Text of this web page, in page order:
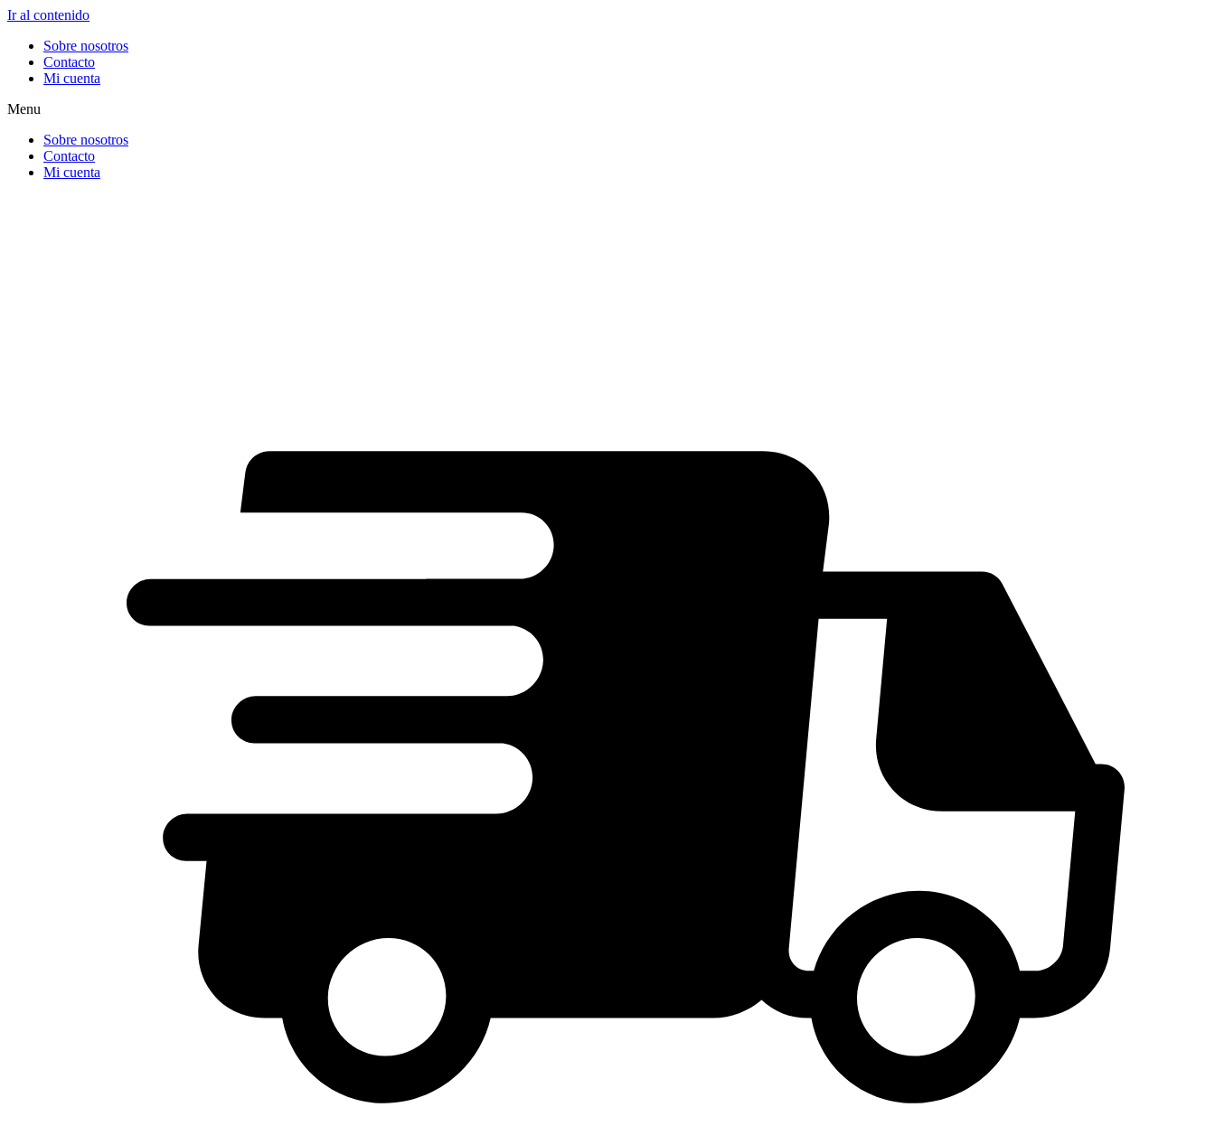
Ir al contenido
Sobre nosotros
Contacto
Mi cuenta
Menu
Sobre nosotros
Contacto
Mi cuenta